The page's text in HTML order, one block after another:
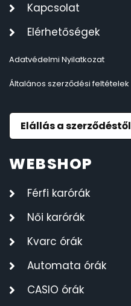
Kapcsolat
Elérhetőségek
Adatvédelmi Nyilatkozat
Általános szerződési feltételek
Elállás a szerződéstől
WEBSHOP
Férfi karórák
Női karórák
Kvarc órák
Automata órák
CASIO órák